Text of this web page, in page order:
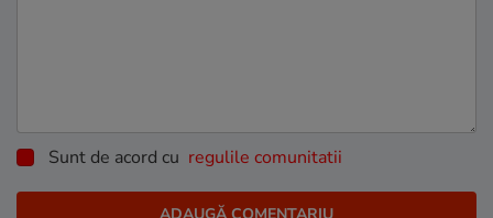
Sunt de acord cu regulile comunitatii